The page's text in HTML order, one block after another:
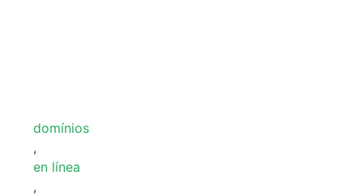
domínios
,
en línea
,